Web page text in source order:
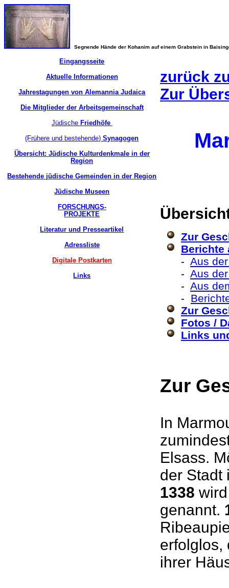
Segnende Hände der Kohanim auf einem Grabstein in
Eingangsseite
Aktuelle Informationen
Jahrestagungen von Alemannia Judaica
Die Mitglieder der Arbeitsgemeinschaft
Jüdische Friedhöfe
(Frühere und bestehende) Synagogen
Übersicht: Jüdische Kulturdenkmale in der
Region
Bestehende jüdische Gemeinden in der Region
Jüdische Museen
FORSCHUNGS-
PROJEKTE
Literatur und Presseartikel
Adressliste
Digitale Postkarten
Links
zurück
Zur
Zur
Berichte
- Aus
- Aus
- Aus
-
Zur
Fotos /
Links
Zur
In
Elsass.
der Stadt
1338
genannt.
erfolglos,
ihrer